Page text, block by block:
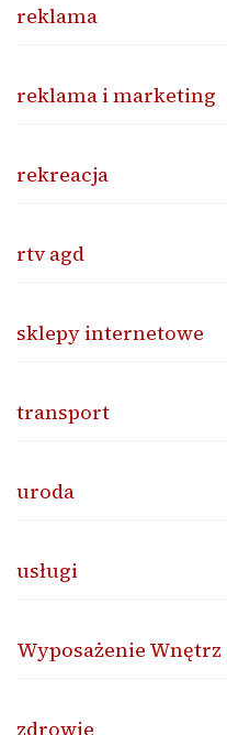
reklama
reklama i marketing
rekreacja
rtv agd
sklepy internetowe
transport
uroda
usługi
Wyposażenie Wnętrz
zdrowie